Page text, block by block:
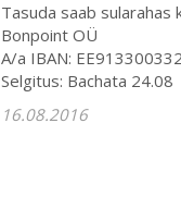
Tasuda saab sularahas
Bonpoint OÜ
A/a IBAN:
Selgitus: Bachata 24.08
16.08.2016